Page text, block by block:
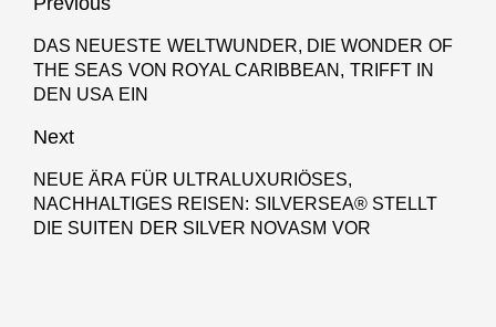
Beitragsnavigation
Previous
post:
DAS NEUESTE WELTWUNDER, DIE WONDER OF
THE SEAS VON ROYAL CARIBBEAN, TRIFFT IN
DEN USA EIN
Next
Next
post:
NEUE ÄRA FÜR ULTRALUXURIÖSES,
NACHHALTIGES REISEN: SILVERSEA® STELLT
DIE SUITEN DER SILVER NOVASM VOR